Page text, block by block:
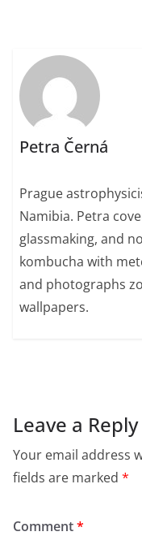
Petra Černá
Prague
Namibia. Petra
glassmaking, and
kombucha with
and photographs
wallpapers.
Leave a Reply
Your email address
fields are marked *
Comment*